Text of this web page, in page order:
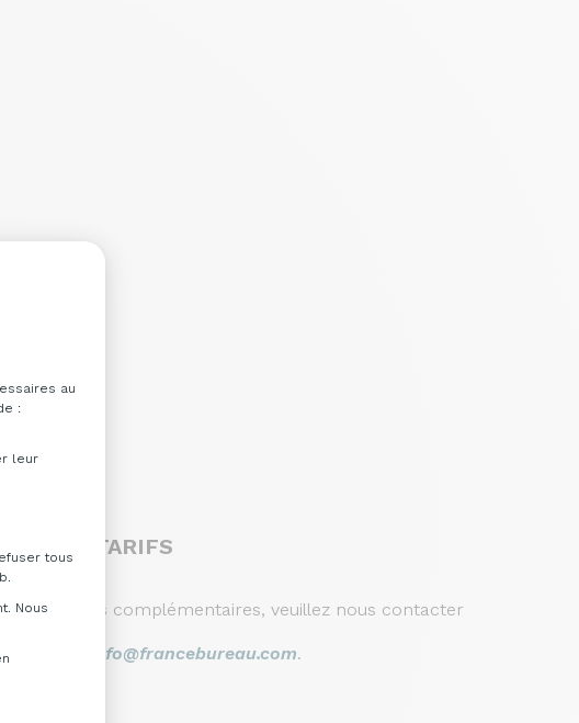
: Personnalisez vos Options
au
:
leur
tous
Nous
& TARIFS
complémentaires, veuillez nous contacter
info@francebureau.com.